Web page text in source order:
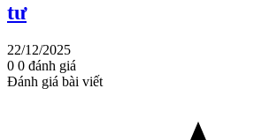
tư
22/12/2025
0 0 đánh giá
Đánh giá bài viết